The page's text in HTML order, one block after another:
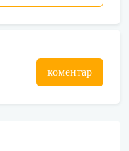
коментар